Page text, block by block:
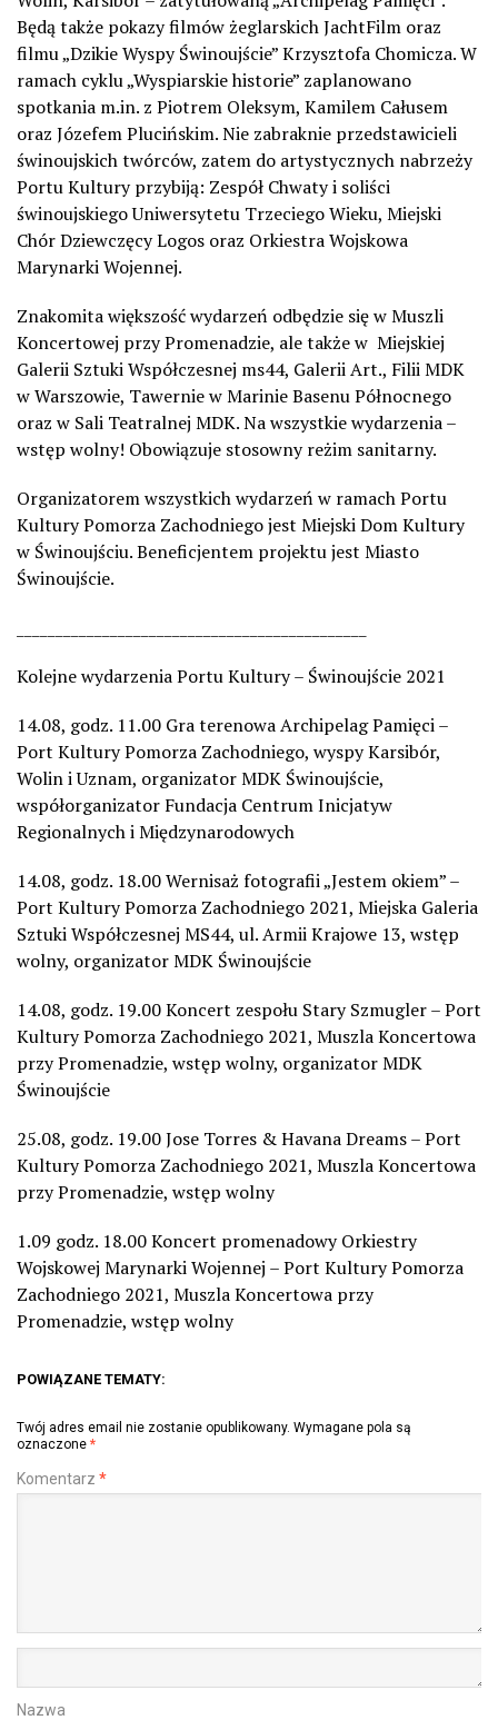
Będą także pokazy filmów żeglarskich JachtFilm oraz
filmu „Dzikie Wyspy Świnoujście” Krzysztofa Chomicza. W
ramach cyklu „Wyspiarskie historie” zaplanowano
spotkania m.in. z Piotrem Oleksym, Kamilem Całusem
oraz Józefem Plucińskim. Nie zabraknie przedstawicieli
świnoujskich twórców, zatem do artystycznych nabrzeży
Portu Kultury przybiją: Zespół Chwaty i soliści
świnoujskiego Uniwersytetu Trzeciego Wieku, Miejski
Chór Dziewczęcy Logos oraz Orkiestra Wojskowa
Marynarki Wojennej.
Znakomita większość wydarzeń odbędzie się w Muszli
Koncertowej przy Promenadzie, ale także w Miejskiej
Galerii Sztuki Współczesnej ms44, Galerii Art., Filii MDK
w Warszowie, Tawernie w Marinie Basenu Północnego
oraz w Sali Teatralnej MDK. Na wszystkie wydarzenia –
wstęp wolny! Obowiązuje stosowny reżim sanitarny.
Organizatorem wszystkich wydarzeń w ramach Portu
Kultury Pomorza Zachodniego jest Miejski Dom Kultury
w Świnoujściu. Beneficjentem projektu jest Miasto
Świnoujście.
Kolejne wydarzenia Portu Kultury – Świnoujście 2021
14.08, godz. 11.00 Gra terenowa Archipelag Pamięci –
Port Kultury Pomorza Zachodniego, wyspy Karsibór,
Wolin i Uznam, organizator MDK Świnoujście,
współorganizator Fundacja Centrum Inicjatyw
Regionalnych i Międzynarodowych
14.08, godz. 18.00 Wernisaż fotografii „Jestem okiem” –
Port Kultury Pomorza Zachodniego 2021, Miejska Galeria
Sztuki Współczesnej MS44, ul. Armii Krajowe 13, wstęp
wolny, organizator MDK Świnoujście
14.08, godz. 19.00 Koncert zespołu Stary Szmugler – Port
Kultury Pomorza Zachodniego 2021, Muszla Koncertowa
przy Promenadzie, wstęp wolny, organizator MDK
Świnoujście
25.08, godz. 19.00 Jose Torres & Havana Dreams – Port
Kultury Pomorza Zachodniego 2021, Muszla Koncertowa
przy Promenadzie, wstęp wolny
1.09 godz. 18.00 Koncert promenadowy Orkiestry
Wojskowej Marynarki Wojennej – Port Kultury Pomorza
Zachodniego 2021, Muszla Koncertowa przy
Promenadzie, wstęp wolny
POWIĄZANE TEMATY:
Twój adres email nie zostanie opublikowany. Wymagane pola są
oznaczone *
Komentarz *
Nazwa